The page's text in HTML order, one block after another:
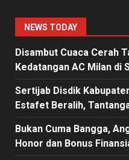
NEWS TODAY
Disambut Cuaca Cerah
Kedatangan AC Milan di
Sertijab Disdik
Estafet Beralih,
Bukan Cuma Bangga,
Honor dan Bonus